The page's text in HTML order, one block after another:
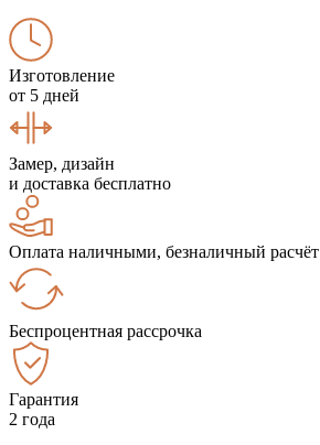
Изготовление
от 5 дней
Замер, дизайн
и доставка бесплатно
Оплата наличными, безналичный расчёт
Беспроцентная рассрочка
Гарантия
2 года